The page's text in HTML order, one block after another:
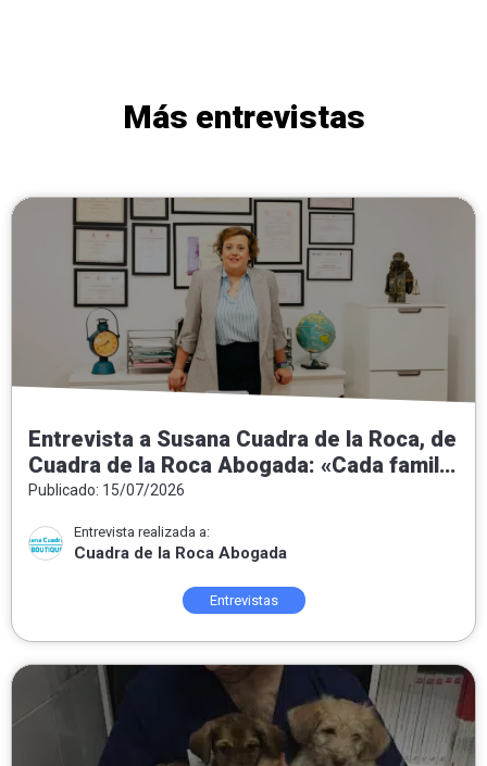
Más entrevistas
Entrevista a Susana Cuadra de la Roca, de
Cuadra de la Roca Abogada: «Cada familia
necesita una solución jurídica a medida»
Publicado: 15/07/2026
Entrevista realizada a:
Cuadra de la Roca Abogada
Entrevistas